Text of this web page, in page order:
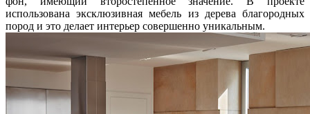
использована эксклюзивная мебель из дерева благородных
пород и это делает интерьер совершенно уникальным.